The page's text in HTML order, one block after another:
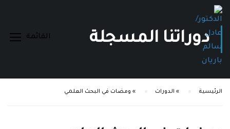
دوراتنا المسجلة
الرئيسية » الدورات » ومضات في البحث العلمي